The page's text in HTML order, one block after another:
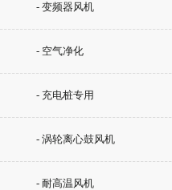
- 变频器风机
- 空气净化
- 充电桩专用
- 涡轮离心鼓风机
- 耐高温风机